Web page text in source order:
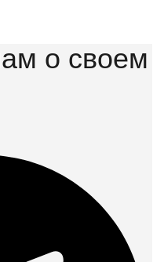
о своем